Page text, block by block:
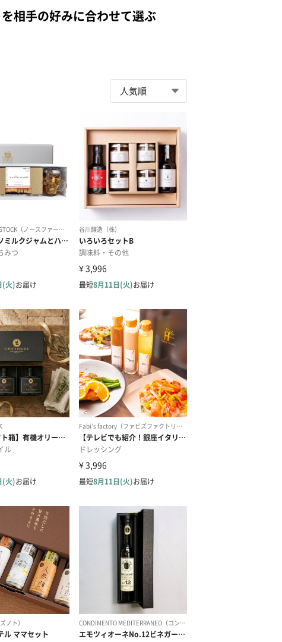
相手の好みに合わせて選ぶ